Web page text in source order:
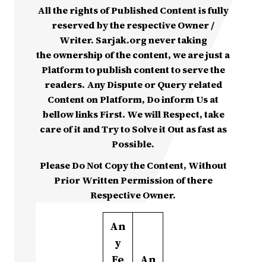
All the rights of Published Content is fully
reserved by the respective Owner /
Writer. Sarjak.org never taking
the ownership of the content, we are just a
Platform to publish content to serve the
readers. Any Dispute or Query related
Content on Platform, Do inform Us at
bellow links First. We will Respect, take
care of it and Try to Solve it Out as fast as
Possible.
Please Do Not Copy the Content, Without
Prior Written Permission of there
Respective Owner.
An
y